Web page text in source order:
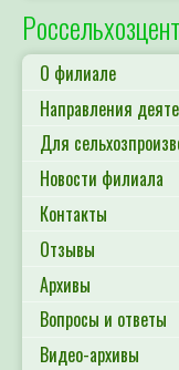
О филиале
Направления
Для
Новости филиала
Контакты
Отзывы
Архивы
Вопросы и ответы
Видео-архивы